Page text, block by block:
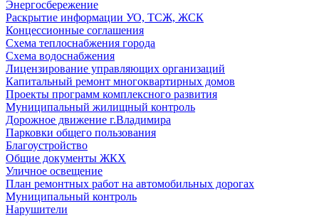
Энергосбережение
Раскрытие информации УО, ТСЖ, ЖСК
Концессионные соглашения
Схема теплоснабжения города
Схема водоснабжения
Лицензирование управляющих организаций
Капитальный ремонт многоквартирных домов
Проекты программ комплексного развития
Муниципальный жилищный контроль
Дорожное движение г.Владимира
Парковки общего пользования
Благоустройство
Общие документы ЖКХ
Уличное освещение
План ремонтных работ на автомобильных дорогах
Муниципальный контроль
Нарушители